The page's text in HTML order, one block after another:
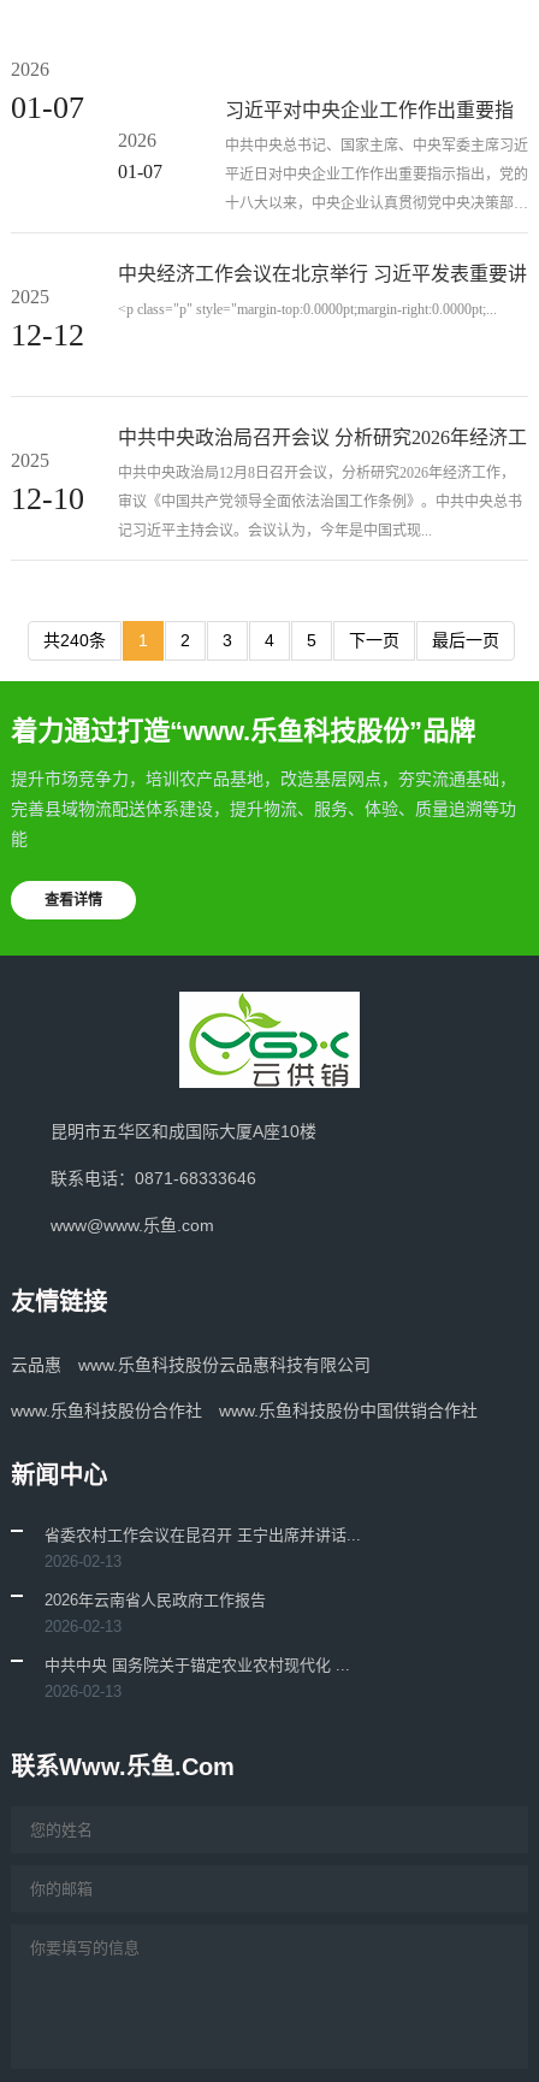
2026
01-07
2026
01-07
习近平对中央企业工作作出重要指
示强调 充分认识职责使命更好服务
党和国家工作大局 为中国式现代化
建设贡献更大力量 李强出席中央企
中共中央总书记、国家主席、中央军委主席习近
平近日对中央企业工作作出重要指示指出，党的
十八大以来，中央企业认真贯彻党中央决策部
署，积极服务国家战略，在国民经济中发...
2025
12-12
中央经济工作会议在北京举行 习近平发表重要讲
话
<p class="p" style="margin-top:0.0000pt;margin-right:0.0000pt;...
2025
12-10
中共中央政治局召开会议 分析研究2026年经济工
作 审议《中国共产党领导全面依法治国工作条
例》 习近平主持会议
中共中央政治局12月8日召开会议，分析研究2026年经济工作，
审议《中国共产党领导全面依法治国工作条例》。中共中央总书
记习近平主持会议。会议认为，今年是中国式现...
共240条 1 2 3 4 5 下一页 最后一页
着力通过打造“www.乐鱼科技股份”品牌
提升市场竞争力，培训农产品基地，改造基层网点，夯实流通基础，
完善县域物流配送体系建设，提升物流、服务、体验、质量追溯等功
能
查看详情
昆明市五华区和成国际大厦A座10楼
联系电话：0871-68333646
www@www.乐鱼.com
友情链接
云品惠 www.乐鱼科技股份云品惠科技有限公司
www.乐鱼科技股份合作社 www.乐鱼科技股份中国供销合作社
新闻中心
省委农村工作会议在昆召开 王宁出席并讲话...
2026-02-13
2026年云南省人民政府工作报告
2026-02-13
中共中央 国务院关于锚定农业农村现代化 ...
2026-02-13
联系www.乐鱼.com